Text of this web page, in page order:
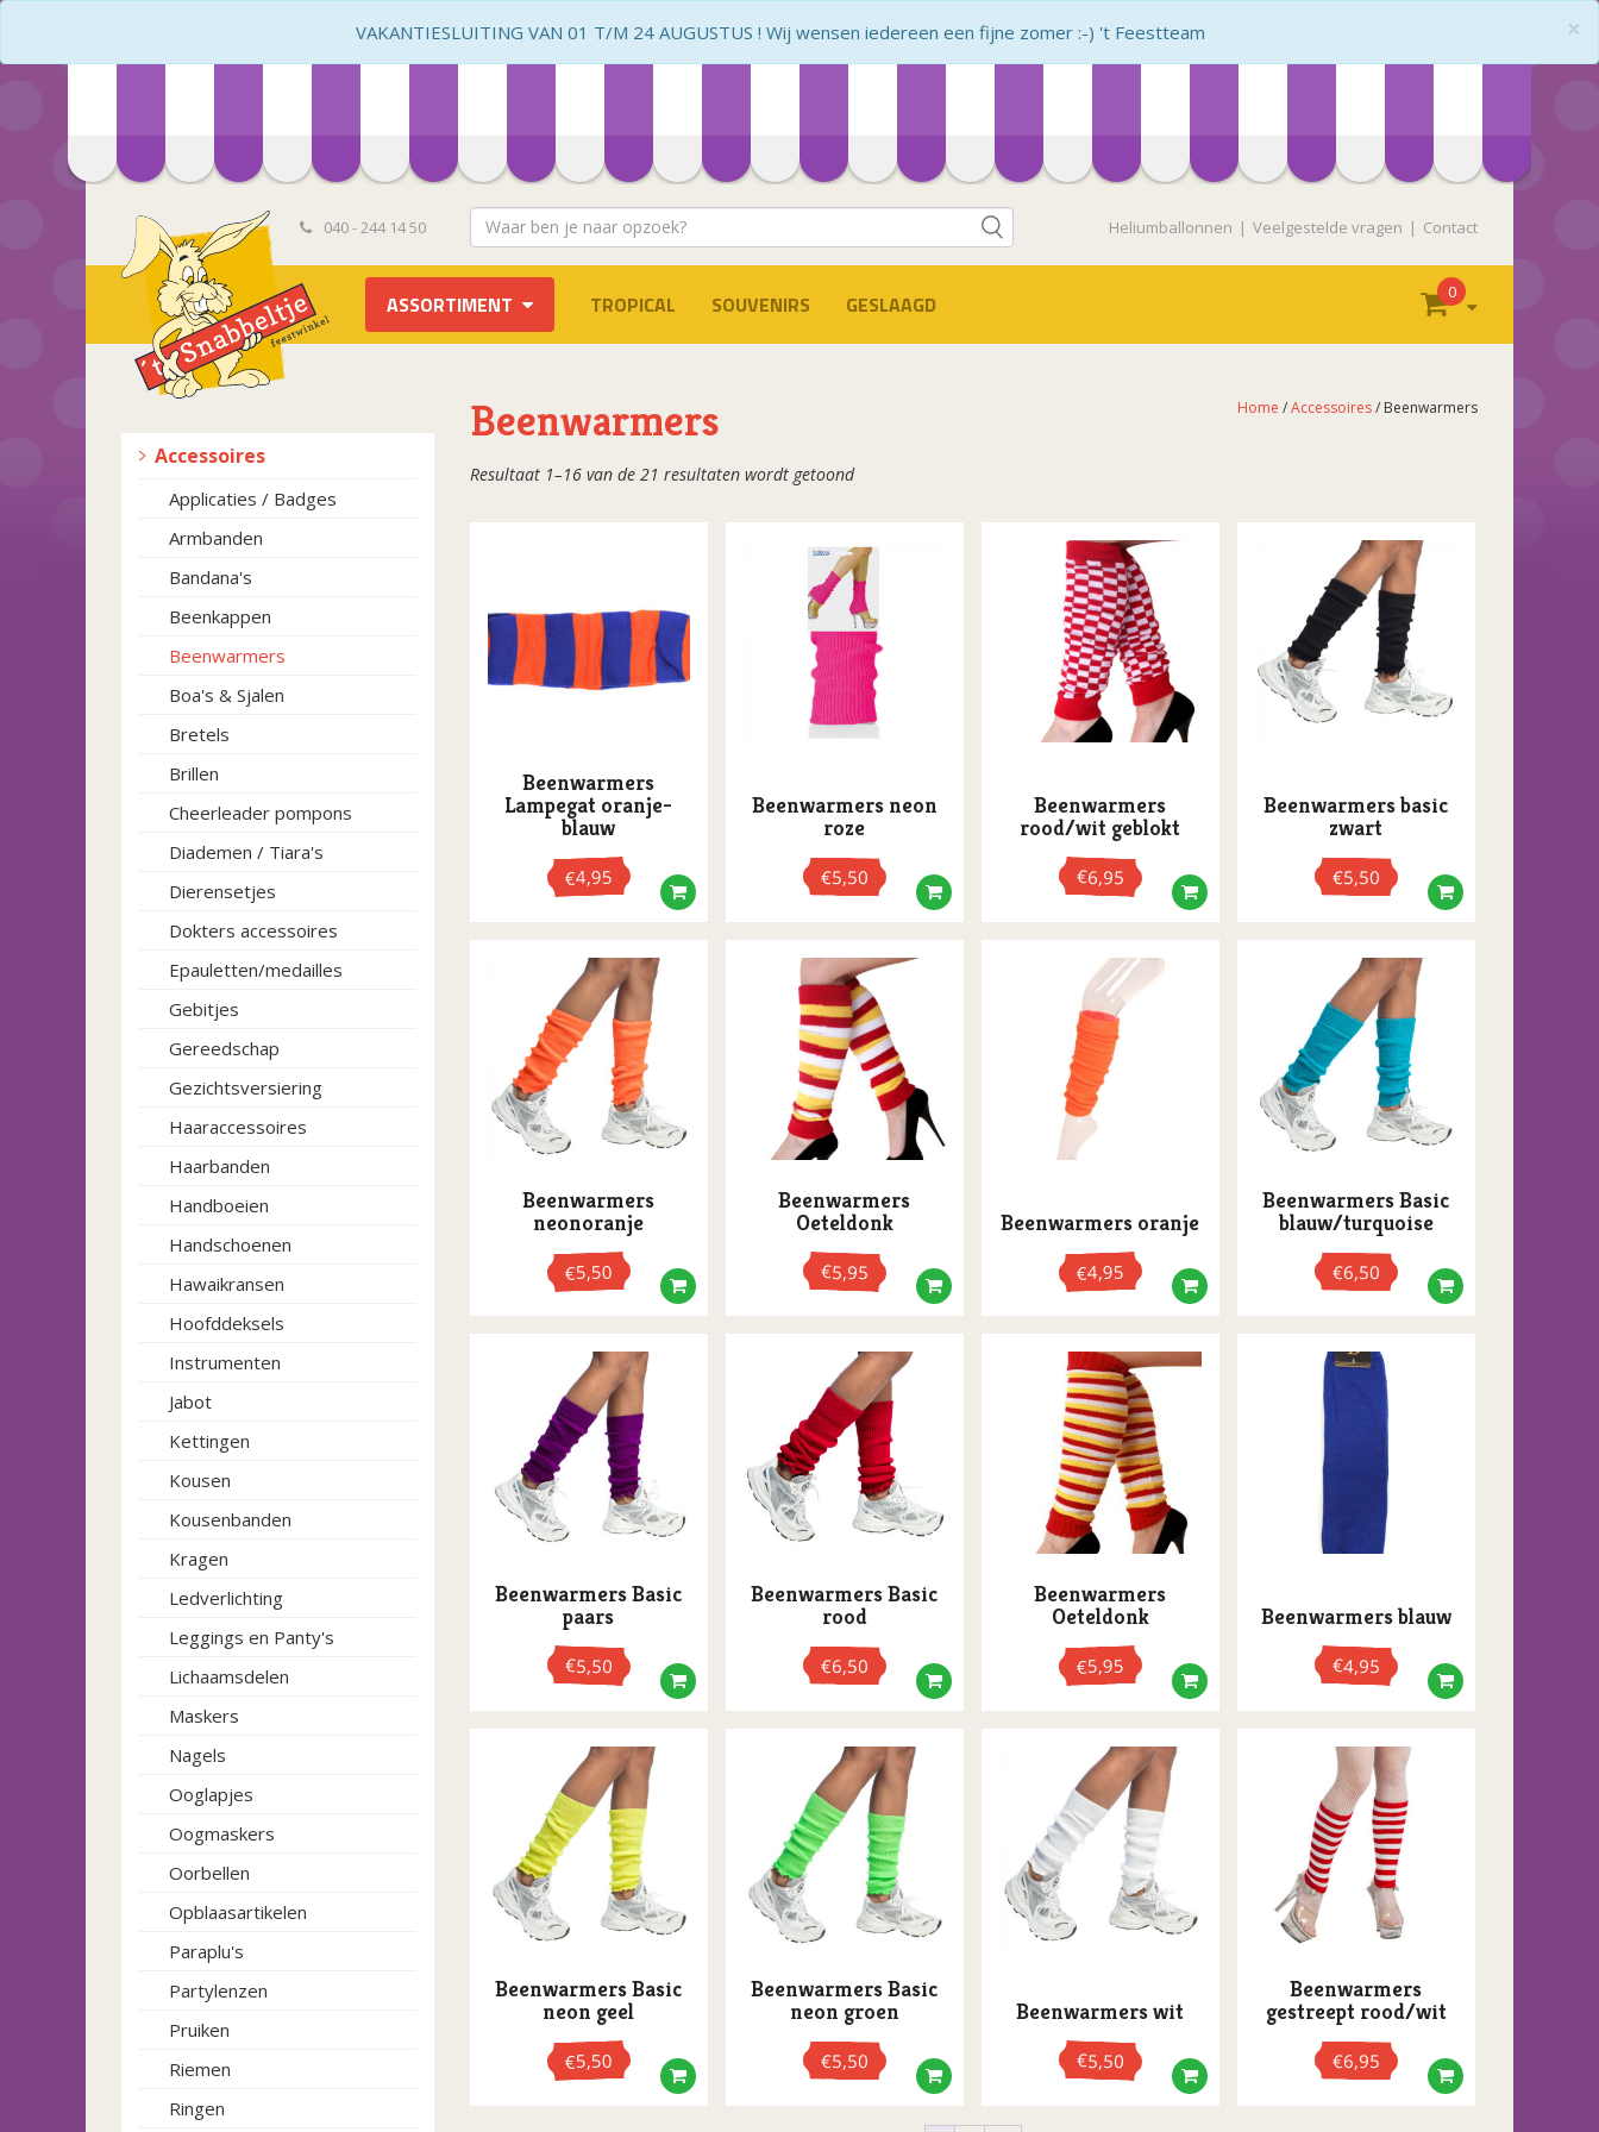
×
VAKANTIESLUITING VAN 01 T/M 24 AUGUSTUS ! Wij wensen iedereen een fijne zomer :-) 't Feestteam
040 - 244 14 50 Heliumballonnen Veelgestelde vragen Contact
ASSORTIMENT TROPICAL SOUVENIRS GESLAAGD 0
Accessoires
Applicaties / Badges
Armbanden
Bandana's
Beenkappen
Beenwarmers
Boa's & Sjalen
Bretels
Brillen
Cheerleader pompons
Diademen / Tiara's
Dierensetjes
Dokters accessoires
Epauletten/medailles
Gebitjes
Gereedschap
Gezichtsversiering
Haaraccessoires
Haarbanden
Handboeien
Handschoenen
Hawaikransen
Hoofddeksels
Instrumenten
Jabot
Kettingen
Kousen
Kousenbanden
Kragen
Ledverlichting
Leggings en Panty's
Lichaamsdelen
Maskers
Nagels
Ooglapjes
Oogmaskers
Oorbellen
Opblaasartikelen
Paraplu's
Partylenzen
Pruiken
Riemen
Ringen
Home /Accessoires/ Beenwarmers
Beenwarmers
Resultaat 1–16 van de 21 resultaten wordt getoondGesorteerd
populariteit
Beenwarmers
Lampegat oranje-
blauw
€4,95
Beenwarmers neon
roze
€5,50
Beenwarmers
rood/wit geblokt
€6,95
Beenwarmers basic
zwart
€5,50
Beenwarmers
neonoranje
€5,50
Beenwarmers
Oeteldonk
€5,95
Beenwarmers oranje
€4,95
Beenwarmers Basic
blauw/turquoise
€6,50
Beenwarmers Basic
paars
€5,50
Beenwarmers Basic
rood
€6,50
Beenwarmers
Oeteldonk
€5,95
Beenwarmers blauw
€4,95
Beenwarmers Basic
neon geel
€5,50
Beenwarmers Basic
neon groen
€5,50
Beenwarmers wit
€5,50
Beenwarmers
gestreept rood/wit
€6,95